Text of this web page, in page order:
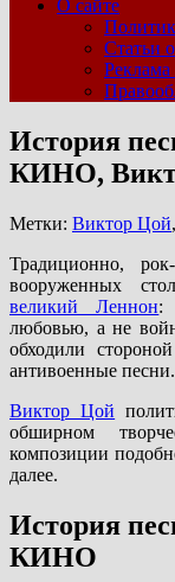
О сайте
Статьи
Реклама
История
КИНО,
Метки: Виктор Цой,
Традиционно,
вооруженных
великий Леннон:
любовью, а не
обходили
антивоенные песни.
Виктор Цой
обширном
композиции
далее.
История
КИНО